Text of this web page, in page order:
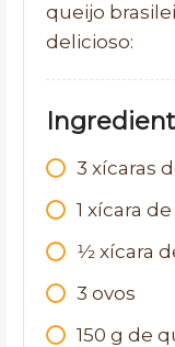
queijo
delicioso:
3 xícaras
1 xícara
1⁄2 xícara
3 ovos
150 g de